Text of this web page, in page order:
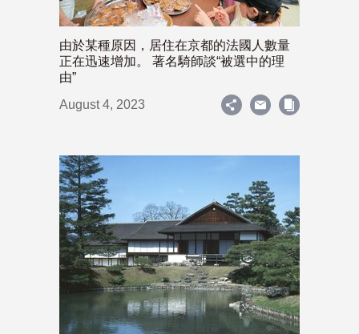
由於某種原因，居住在京都的法國人數量
正在迅速增加。 著名騎師談“被選中的理
由”
August 4, 2023